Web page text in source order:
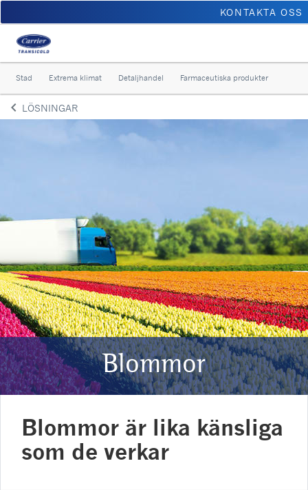
KONTAKTA OSS
Stad Extrema klimat Detaljhandel Farmaceutiska produkter
keyboard_arrow_leftArrow back
LÖSNINGAR
Blommor
Blommor är lika känsliga
som de verkar